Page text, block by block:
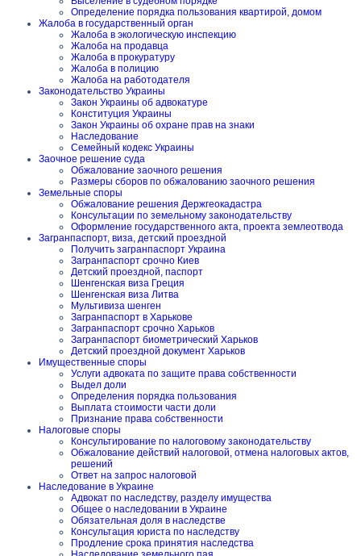
Определение порядка пользования квартирой, домом
Жалоба в государственный орган
Жалоба в экологическую инспекцию
Жалоба на продавца
Жалоба в прокуратуру
Жалоба в полицию
Жалоба на работодателя
Законодательство Украины
Закон Украины об адвокатуре
Конституция Украины
Закон Украины об охране прав на знаки
Наследование
Семейный кодекс Украины
Заочное решение суда
Обжалование заочного решения
Размеры сборов по обжалованию заочного решения
Земельные споры
Обжалование решения Держгеокадастра
Консультации по земельному законодательству
Оформление государственного акта, проекта землеотвода
Загранпаспорт, виза, детский проездной
Получить загранпаспорт Украина
Загранпаспорт срочно Киев
Детский проездной, паспорт
Шенгенская виза Греция
Шенгенская виза Литва
Мультивиза шенген
Загранпаспорт в Харькове
Загранпаспорт срочно Харьков
Загранпаспорт биометрический Харьков
Детский проездной документ Харьков
Имущественные споры
Услуги адвоката по защите права собственности
Выдел доли
Определения порядка пользования
Выплата стоимости части доли
Признание права собственности
Налоговые споры
Консультирование по налоговому законодательству
Обжалование действий налоговой, отмена налоговых актов,
решений
Ответ на запрос налоговой
Наследование в Украине
Адвокат по наследству, разделу имущества
Общее о наследовании в Украине
Обязательная доля в наследстве
Консультация юриста по наследству
Продление срока принятия наследства